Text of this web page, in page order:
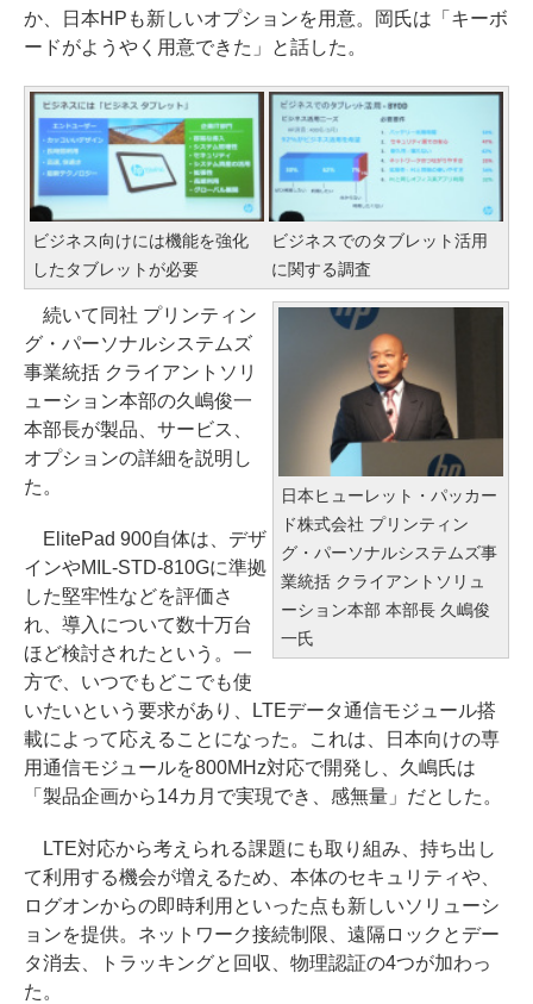
か、日本HPも新しいオプションを用意。岡氏は「キーボ
ードがようやく用意できた」と話した。
ビジネス向けには機能を強化
したタブレットが必要
ビジネスでのタブレット活用
に関する調査
日本ヒューレット・パッカー
ド株式会社 プリンティン
グ・パーソナルシステムズ事
業統括 クライアントソリュ
ーション本部 本部長 久嶋俊
一氏
続いて同社 プリンティン
グ・パーソナルシステムズ
事業統括 クライアントソリ
ューション本部の久嶋俊一
本部長が製品、サービス、
オプションの詳細を説明し
た。
ElitePad 900自体は、デザ
インやMIL-STD-810Gに準拠
した堅牢性などを評価さ
れ、導入について数十万台
ほど検討されたという。一
方で、いつでもどこでも使
いたいという要求があり、LTEデータ通信モジュール搭
載によって応えることになった。これは、日本向けの専
用通信モジュールを800MHz対応で開発し、久嶋氏は
「製品企画から14カ月で実現でき、感無量」だとした。
LTE対応から考えられる課題にも取り組み、持ち出し
て利用する機会が増えるため、本体のセキュリティや、
ログオンからの即時利用といった点も新しいソリューシ
ョンを提供。ネットワーク接続制限、遠隔ロックとデー
タ消去、トラッキングと回収、物理認証の4つが加わっ
た。